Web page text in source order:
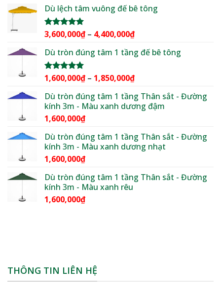
5 sao
là:
tại
3,600,000₫.
Dù lệch tâm vuông đế bê tông
Được xếp
5 sao
3,600,000₫ – 4,400,000₫Khoảng
từ
đến
Dù tròn đúng tâm 1 tầng đế bê tông
Được xếp
5 sao
1,600,000₫ – 1,850,000₫Khoảng
từ
1,600,000₫
Dù tròn đúng tâm 1 tầng Thân sắt - Đường
kính 3m - Màu xanh dương đậm
1,600,000₫
Dù tròn đúng tâm 1 tầng Thân sắt - Đường
kính 3m - Màu xanh dương nhạt
1,600,000₫
Dù tròn đúng tâm 1 tầng Thân sắt - Đường
kính 3m - Màu xanh rêu
1,600,000₫
THÔNG TIN LIÊN HỆ